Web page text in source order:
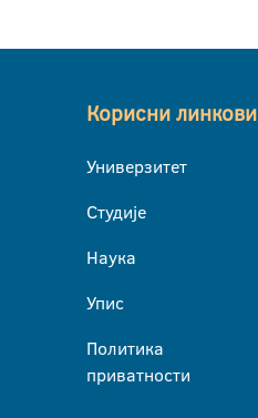
Корисни линкови
Универзитет
Студије
Наука
Упис
Политика
приватности